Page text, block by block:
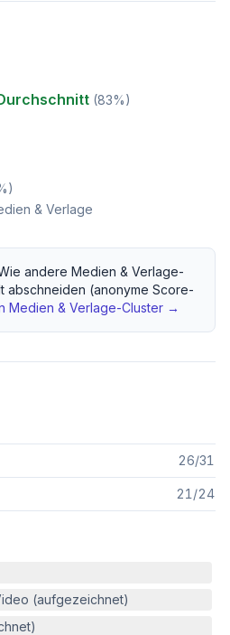
(83%)
& Verlage
andere Medien & Verlage-
abschneiden (anonyme Score-
Medien & Verlage-Cluster →
26/31
21 /24
(aufgezeichnet)